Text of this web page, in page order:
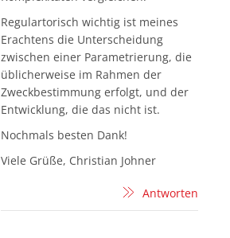
Regulartorisch wichtig ist meines
Erachtens die Unterscheidung
zwischen einer Parametrierung, die
üblicherweise im Rahmen der
Zweckbestimmung erfolgt, und der
Entwicklung, die das nicht ist.
Nochmals besten Dank!
Viele Grüße, Christian Johner
Antworten